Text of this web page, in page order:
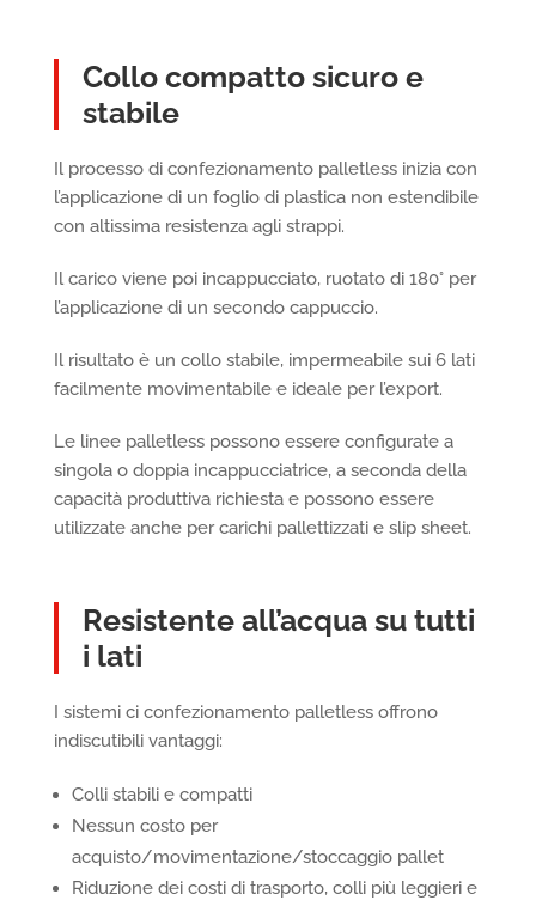
Collo compatto sicuro e
stabile
Il processo di confezionamento palletless inizia con
l’applicazione di un foglio di plastica non estendibile
con altissima resistenza agli strappi.
Il carico viene poi incappucciato, ruotato di 180° per
l’applicazione di un secondo cappuccio.
Il risultato è un collo stabile, impermeabile sui 6 lati
facilmente movimentabile e ideale per l’export.
Le linee palletless possono essere configurate a
singola o doppia incappucciatrice, a seconda della
capacità produttiva richiesta e possono essere
utilizzate anche per carichi pallettizzati e slip sheet.
Resistente all’acqua su tutti
i lati
I sistemi ci confezionamento palletless offrono
indiscutibili vantaggi:
Colli stabili e compatti
Nessun costo per
acquisto/movimentazione/stoccaggio pallet
Riduzione dei costi di trasporto, colli più leggieri e